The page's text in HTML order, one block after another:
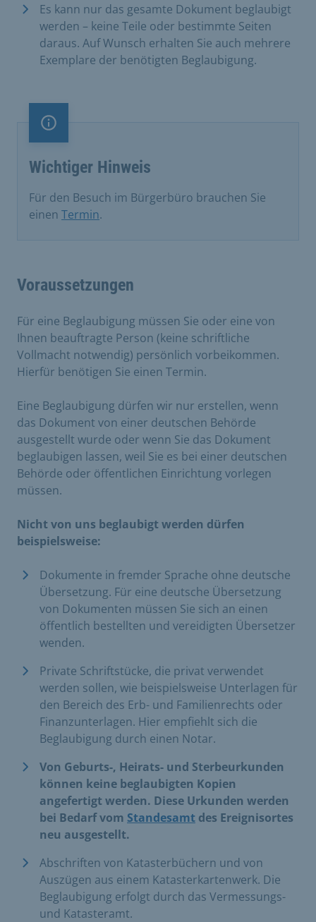
Es kann nur das gesamte Dokument beglaubigt
werden – keine Teile oder bestimmte Seiten
daraus. Auf Wunsch erhalten Sie auch mehrere
Exemplare der benötigten Beglaubigung.
Information
Wichtiger Hinweis
Für den Besuch im Bürgerbüro brauchen Sie
einen Termin.
Voraussetzungen
Für eine Beglaubigung müssen Sie oder eine von
Ihnen beauftragte Person (keine schriftliche
Vollmacht notwendig) persönlich vorbeikommen.
Hierfür benötigen Sie einen Termin.
Eine Beglaubigung dürfen wir nur erstellen, wenn
das Dokument von einer deutschen Behörde
ausgestellt wurde oder wenn Sie das Dokument
beglaubigen lassen, weil Sie es bei einer deutschen
Behörde oder öffentlichen Einrichtung vorlegen
müssen.
Nicht von uns beglaubigt werden dürfen
beispielsweise:
Dokumente in fremder Sprache ohne deutsche
Übersetzung. Für eine deutsche Übersetzung
von Dokumenten müssen Sie sich an einen
öffentlich bestellten und vereidigten Übersetzer
wenden.
Private Schriftstücke, die privat verwendet
werden sollen, wie beispielsweise Unterlagen für
den Bereich des Erb- und Familienrechts oder
Finanzunterlagen. Hier empfiehlt sich die
Beglaubigung durch einen Notar.
Von Geburts-, Heirats- und Sterbeurkunden
können keine beglaubigten Kopien
angefertigt werden. Diese Urkunden werden
bei Bedarf vom Standesamt des Ereignisortes
neu ausgestellt.
Abschriften von Katasterbüchern und von
Auszügen aus einem Katasterkartenwerk. Die
Beglaubigung erfolgt durch das Vermessungs-
und Katasteramt.